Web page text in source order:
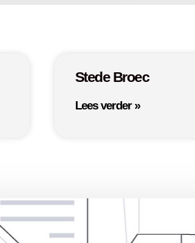
Stede Broec
Lees verder »